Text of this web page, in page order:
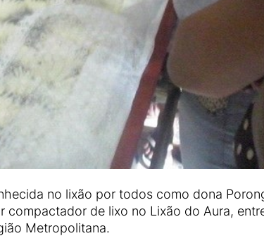
no lixão por todos como dona
de lixo no Lixão do Aura,
Metropolitana.